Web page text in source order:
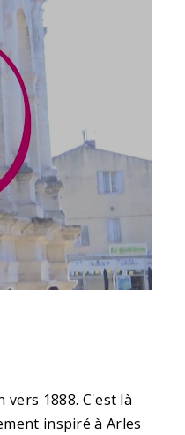
vers 1888. C'est là
inspiré à Arles